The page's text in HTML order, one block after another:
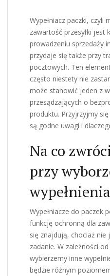
Wypełniacz paczki, czyli
zawartość przesyłki jest
prowadzeniu sprzedaży
przydaje się także przy
pocztowych. Ten
często niestety nie
może stanowić jeden z
przesądzających o
produktu. Przyjrzyjmy
są godne uwagi i
Na co
przy
Wypełniacze do paczek
funkcję ochronną dla
się znajdują, chociaż nie
zadanie. W zależności
wybierzemy inne
będzie różnym